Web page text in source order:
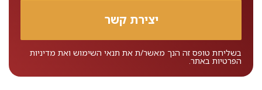
בשליחת טופס זה הנך מאשר/ת את תנאי השימוש ואת מדיניות
הפרטיות באתר.